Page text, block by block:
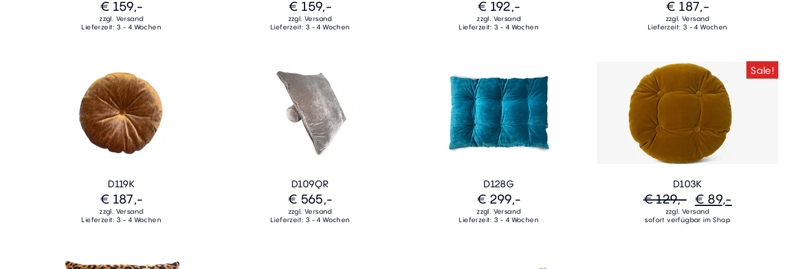
€ 159,-
zzgl. Versand
Lieferzeit: 3 - 4 Wochen
€ 159,-
zzgl. Versand
Lieferzeit: 3 - 4 Wochen
€ 192,-
zzgl. Versand
Lieferzeit: 3 - 4 Wochen
€ 187,-
zzgl. Versand
Lieferzeit: 3 - 4 Wochen
D119K
€ 187,-
zzgl. Versand
Lieferzeit: 3 - 4 Wochen
D109QR
€ 565,-
zzgl. Versand
Lieferzeit: 3 - 4 Wochen
D128G
€ 299,-
zzgl. Versand
Lieferzeit: 3 - 4 Wochen
Sale!
D103K
€ 129,- € 89,-
zzgl. Versand
sofort verfügbar im Shop